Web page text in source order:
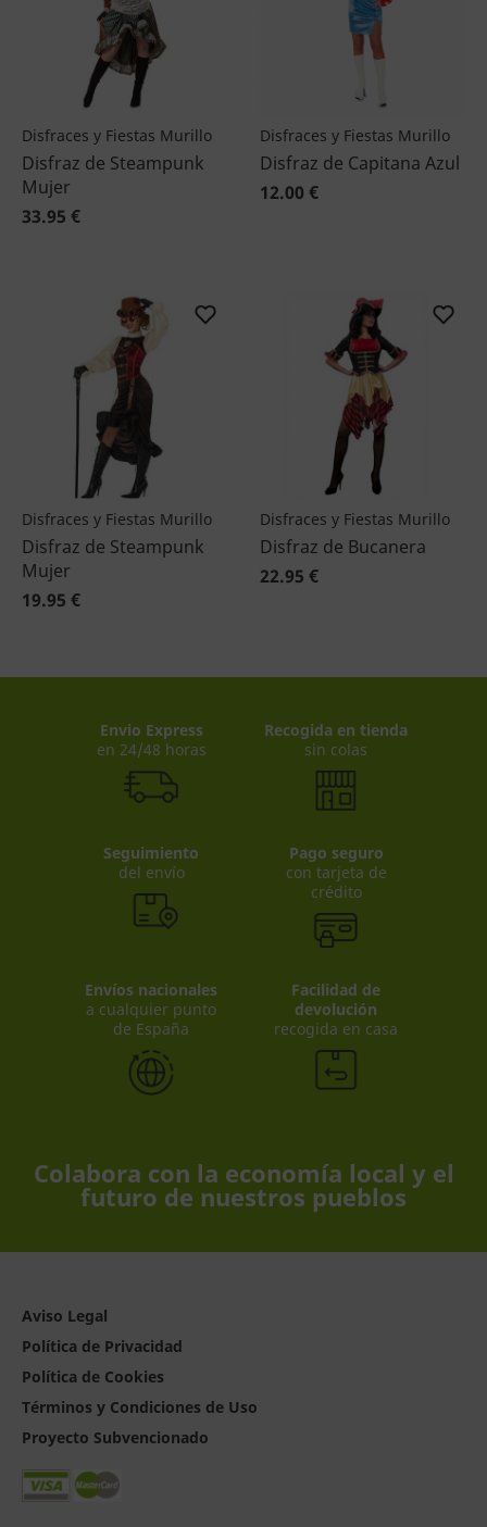
Disfraces y Fiestas Murillo
Disfraz de Steampunk
Mujer
33.95 €
Disfraces y Fiestas Murillo
Disfraz de Capitana Azul
12.00 €
Disfraces y Fiestas Murillo
Disfraz de Steampunk
Mujer
19.95 €
Disfraces y Fiestas Murillo
Disfraz de Bucanera
22.95 €
Envio Express
en 24/48 horas
Recogida en tienda
sin colas
Seguimiento
del envío
Pago seguro
con tarjeta de
crédito
Envíos nacionales
a cualquier punto
de España
Facilidad de
devolución
recogida en casa
Colabora con la economía local y el
futuro de nuestros pueblos
Aviso Legal
Política de Privacidad
Política de Cookies
Términos y Condiciones de Uso
Proyecto Subvencionado